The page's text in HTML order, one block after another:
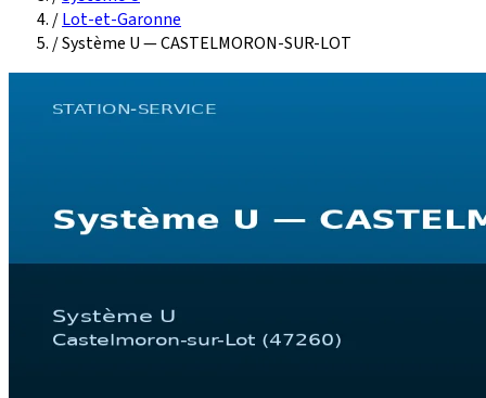
/Lot-et-Garonne
/Système U — CASTELMORON-SUR-LOT